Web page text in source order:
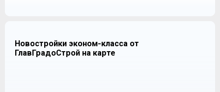
Новостройки эконом-класса от
ГлавГрадоСтрой на карте